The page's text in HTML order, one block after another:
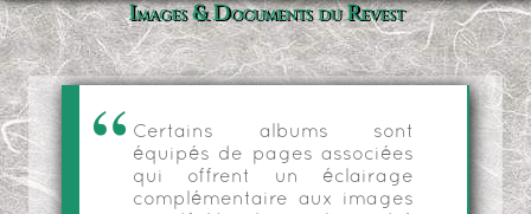
Images & Documents du Revest
Certains albums sont
équipés de pages associées
qui offrent un éclairage
complémentaire aux images